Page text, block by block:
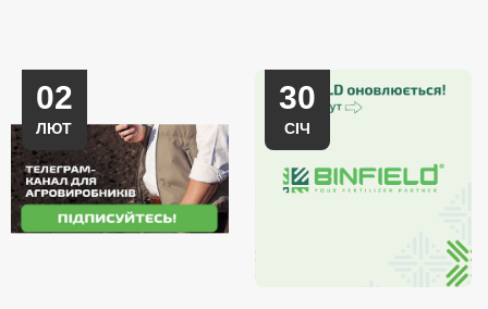
02
ЛЮТ
30
СІЧ